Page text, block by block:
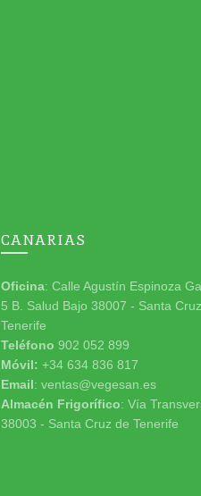
CANARIAS
Oficina: Calle Agustín Espinoza
5 B. Salud Bajo 38007 - Santa
Tenerife
Teléfono 902 052 899
Móvil: +34 634 836 817
Email: ventas@vegesan.es
Almacén Frigorífico: Vía
38003 - Santa Cruz de Tenerife